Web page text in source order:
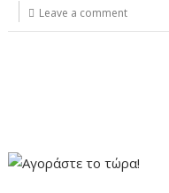
Leave a comment